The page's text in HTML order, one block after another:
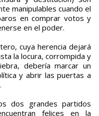
manipulables cuando el
en comprar votos y
en el poder.
cuya herencia dejará
la locura, corrompida y
debería marcar un
y abrir las puertas a
dos grandes partidos
felices en la